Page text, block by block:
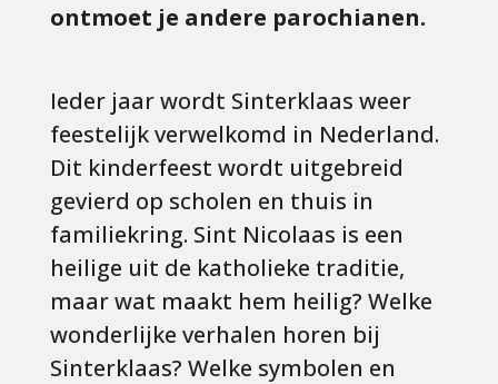
ontmoet je andere parochianen.
Ieder jaar wordt Sinterklaas weer
feestelijk verwelkomd in Nederland.
Dit kinderfeest wordt uitgebreid
gevierd op scholen en thuis in
familiekring. Sint Nicolaas is een
heilige uit de katholieke traditie,
maar wat maakt hem heilig? Welke
wonderlijke verhalen horen bij
Sinterklaas? Welke symbolen en